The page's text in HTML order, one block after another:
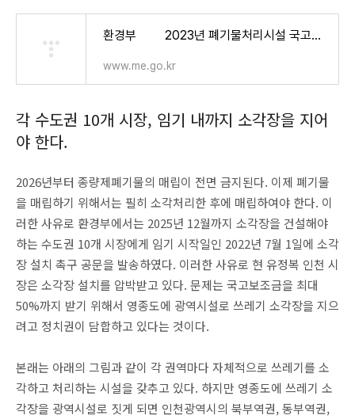
환경부 2023년 폐기물처리시설 국고보조금 업무처리지침 및 정산매뉴얼 - 물환경관리 - 환
www.me.go.kr
각 수도권 10개 시장, 임기 내까지 소각장을 지어
야 한다.
2026년부터 종량제폐기물의 매립이 전면 금지된다. 이제 폐기물
을 매립하기 위해서는 필히 소각처리한 후에 매립하여야 한다. 이
러한 사유로 환경부에서는 2025년 12월까지 소각장을 건설해야
하는 수도권 10개 시장에게 임기 시작일인 2022년 7월 1일에 소각
장 설치 촉구 공문을 발송하였다. 이러한 사유로 현 유정복 인천 시
장은 소각장 설치를 압박받고 있다. 문제는 국고보조금을 최대
50%까지 받기 위해서 영종도에 광역시설로 쓰레기 소각장을 지으
려고 정치권이 담합하고 있다는 것이다.
본래는 아래의 그림과 같이 각 권역마다 자체적으로 쓰레기를 소
각하고 처리하는 시설을 갖추고 있다. 하지만 영종도에 쓰레기 소
각장을 광역시설로 짓게 되면 인천광역시의 북부역권, 동부역권,